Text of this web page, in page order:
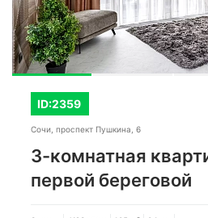
ID:2359
Сочи, проспект Пушкина, 6
3-комнатная
первой береговой